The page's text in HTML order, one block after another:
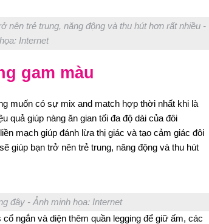
nên trẻ trung, năng động và thu hút hơn rất nhiều -
Internet
gam màu
muốn có sự mix and match hợp thời nhất khi là
quả giúp nàng ăn gian tối đa độ dài của đôi
mạch giúp đánh lừa thị giác và tạo cảm giác đôi
giúp bạn trở nên trẻ trung, năng động và thu hút
đây - Ảnh minh họa: Internet
ngắn và diện thêm quần legging để giữ ấm, các